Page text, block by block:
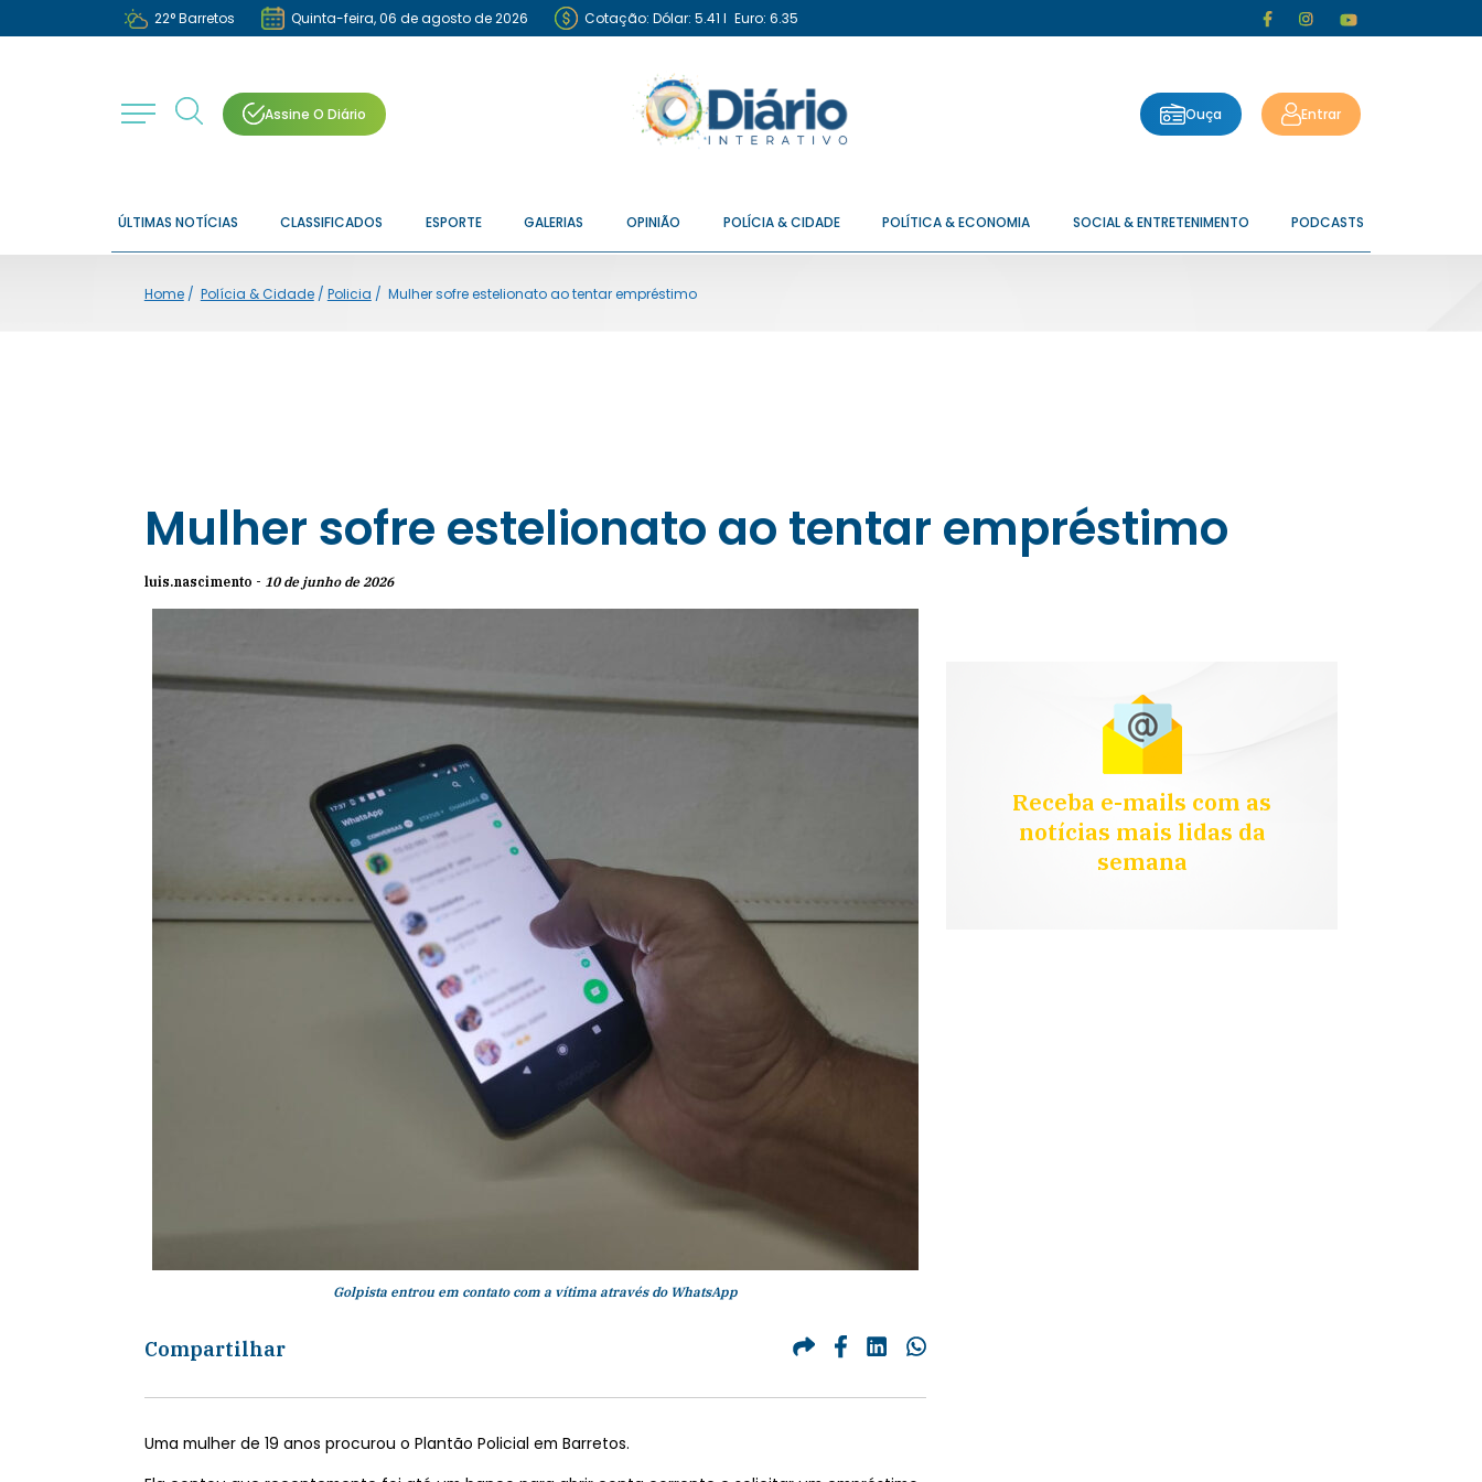
22°Barretos Quinta-feira, 06 de agosto de 2026 Cotação: Dólar: 5.41 I Euro: 6.35
Assine O Diário Ouça Entrar
ÚLTIMAS NOTÍCIAS CLASSIFICADOS ESPORTE GALERIAS OPINIÃO POLÍCIA & CIDADE POLÍTICA & ECONOMIA SOCIAL & ENTRETENIMENTO PODCASTS
Home/ Polícia & Cidade/ Policia / Mulher sofre estelionato ao tentar empréstimo
Mulher sofre estelionato ao tentar empréstimo
luis.nascimento - 10 de junho de 2026
Golpista entrou em contato com a vítima através do WhatsApp
Compartilhar
Uma mulher de 19 anos procurou o Plantão Policial em Barretos.
Receba e-mails com as
notícias mais lidas da
semana